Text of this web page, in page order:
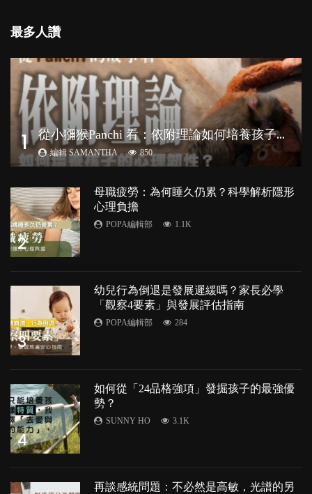
最多人讚
1 從
小獼猴Panchi 看：依附理論如何培養孩子心理韌性？
編輯 SAMANTHA 850
2
母職疲勞：為何睡久仍累？科學解析隱形
心理負擔
POPA編輯部 1.1K
3
幼兒行為倒退是發展遲緩嗎？家長必學
「觀察4要素」與發展評估指南
POPA編輯部 284
4
如何從「24品格強項」發掘孩子的最強優
勢？
SUNNY HO 3.1K
再談感統問題：不必然是高敏，光譜的另